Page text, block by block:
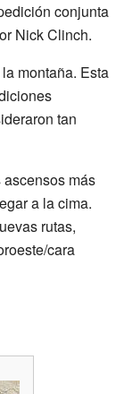
conjunta
Nick Clinch.
montaña. Esta
tan
más
a la cima.
rutas,
cara